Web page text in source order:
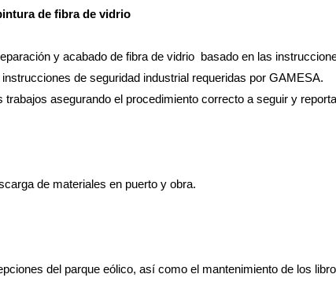
de fibra de vidrio
y acabado de fibra de vidrio basado en las
de seguridad industrial requeridas por GAMESA.
asegurando el procedimiento correcto a seguir y
de materiales en puerto y obra.
del parque eólico, así como el mantenimiento de los